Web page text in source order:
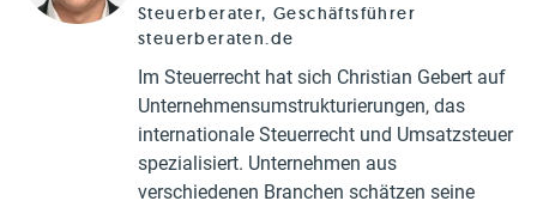
Steuerberater, Geschäftsführer
steuerberaten.de
Im Steuerrecht hat sich Christian Gebert auf
Unternehmensumstrukturierungen, das
internationale Steuerrecht und Umsatzsteuer
spezialisiert. Unternehmen aus
verschiedenen Branchen schätzen seine